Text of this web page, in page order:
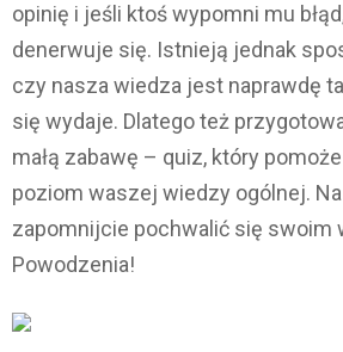
opinię i jeśli ktoś wypomni mu
denerwuje się. Istnieją jednak
czy nasza wiedza jest naprawdę
się wydaje. Dlatego też
małą zabawę – quiz, który
poziom waszej wiedzy ogólnej.
zapomnijcie pochwalić się swoim
Powodzenia!